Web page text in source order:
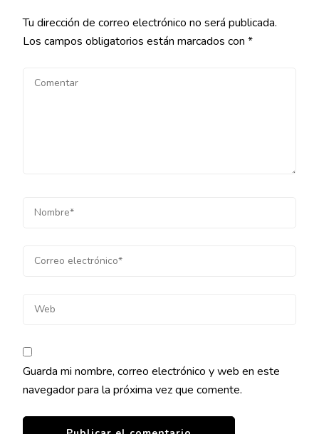
Tu dirección de correo electrónico no será publicada.
Los campos obligatorios están marcados con *
Guarda mi nombre, correo electrónico y web en este
navegador para la próxima vez que comente.